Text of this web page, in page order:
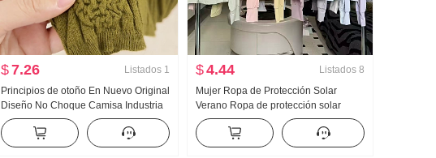
$7.26 Listados 1
Principios de otoño En Nuevo Original
Diseño No Choque Camisa Industria
pesada Jacquard tejido de punto Top
Mujer Otoño Nuevo Adelgazante
$4.44 Listados 8
Mujer Ropa de Protección Solar
Verano Ropa de protección solar
Nailon Versión ligera Hielo Seda
Transpirable Abrigo Holgado Talla
grande Sudadera con capucha